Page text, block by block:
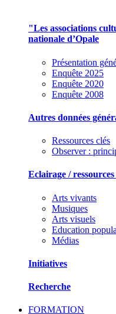
"Les associations
nationale d’Opale
Présentation
Enquête 2025
Enquête 2020
Enquête 2008
Autres données
Ressources clés
Observer :
Eclairage /
Arts vivants
Musiques
Arts visuels
Education
Médias
Initiatives
Recherche
FORMATION